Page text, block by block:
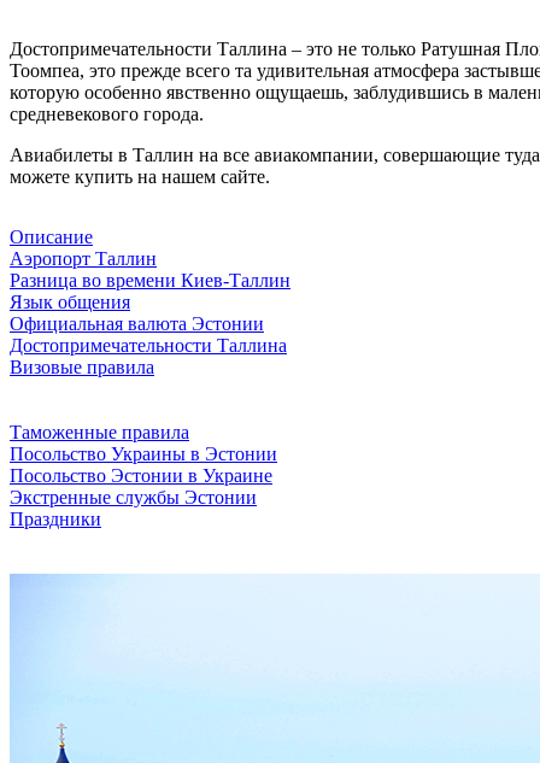
Достопримечательности Таллина – это не только Ратушная
Тоомпеа, это прежде всего та удивительная атмосфера
которую особенно явственно ощущаешь, заблудившись в
средневекового города.
Авиабилеты в Таллин на все авиакомпании, совершающие
можете купить на нашем сайте.
Описание
Аэропорт Таллин
Разница во времени Киев-Таллин
Язык общения
Официальная валюта Эстонии
Достопримечательности Таллина
Визовые правила
Таможенные правила
Посольство Украины в Эстонии
Посольство Эстонии в Украине
Экстренные службы Эстонии
Праздники